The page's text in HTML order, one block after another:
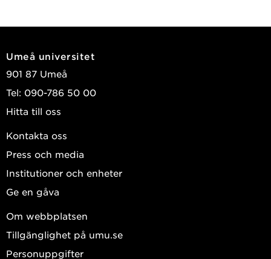
Umeå universitet
901 87 Umeå
Tel: 090-786 50 00
Hitta till oss
Kontakta oss
Press och media
Institutioner och enheter
Ge en gåva
Om webbplatsen
Tillgänglighet på umu.se
Personuppgifter